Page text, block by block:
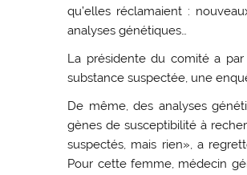
qu’elles réclamaient :
analyses génétiques…
La présidente du comité a
substance suspectée, une
De même, des analyses
gènes de susceptibilité à
suspectés, mais rien», a
Pour cette femme, médecin